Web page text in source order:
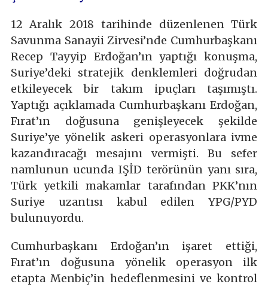
12 Aralık 2018 tarihinde düzenlenen Türk
Savunma Sanayii Zirvesi’nde Cumhurbaşkanı
Recep Tayyip Erdoğan’ın yaptığı konuşma,
Suriye’deki stratejik denklemleri doğrudan
etkileyecek bir takım ipuçları taşımıştı.
Yaptığı açıklamada Cumhurbaşkanı Erdoğan,
Fırat’ın doğusuna genişleyecek şekilde
Suriye’ye yönelik askeri operasyonlara ivme
kazandıracağı mesajını vermişti. Bu sefer
namlunun ucunda IŞİD terörünün yanı sıra,
Türk yetkili makamlar tarafından PKK’nın
Suriye uzantısı kabul edilen YPG/PYD
bulunuyordu.
Cumhurbaşkanı Erdoğan’ın işaret ettiği,
Fırat’ın doğusuna yönelik operasyon ilk
etapta Menbiç’in hedeflenmesini ve kontrol